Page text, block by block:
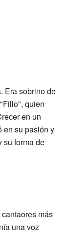
Era sobrino de
quien
en un
en su pasión y
su forma de
más
una voz